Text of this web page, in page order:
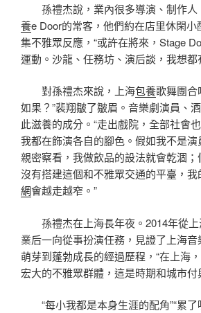
孫禮杰說，業內很多導演、制作
養e Door的常客，他們約在店里休閑小
集不雅眾反應，“或許在將來，Stage
運動。沙龍、任務坊、演后談，我想都
對孫禮杰來說，上海包養歌舞團合
如果？”裴翔皺了皺眉。音樂劇演員、
此滋養的成分。“走出戲院，全部社會
我都在飾演各自的腳色。假如我不是
親密察看，我做飲品的設法就會乾涸；
沒有搭建這個和不雅眾交通的平臺，
網會越走越窄。”
孫禮杰在上海長年夜。2014年從
業后一向從事扮演任務，見證了上海音
萌芽到蓬勃成長的經過歷程，“在上海
宏大的不雅眾群體，這是時期和城市付
“每小我都是本身生涯的配角”“累